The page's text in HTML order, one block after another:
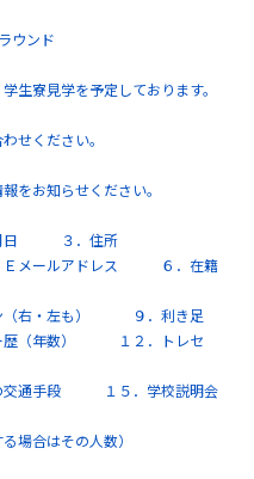
ウンド
生寮見学を予定しております。
せください。
をお知らせください。
日 ３．住所
Ｅメールアドレス ６．在籍
（右・左も） ９．利き足
歴（年数） １２．トレセ
交通手段 １５．学校説明会
場合はその人数）